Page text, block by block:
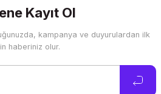
ederiz.
veya görüntülenemiyor.
Kayıt Ol
kampanya ve duyurulardan ilk
haberiniz olur.